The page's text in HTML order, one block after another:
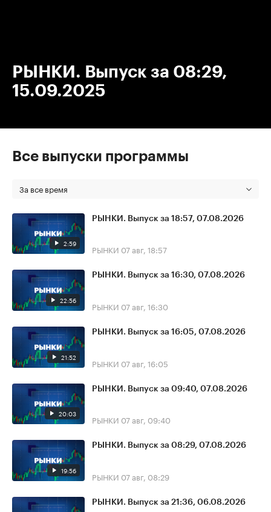
РЫНКИ. Выпуск за 08:29,
15.09.2025
Все выпуски программы
За все время
2:59
РЫНКИ. Выпуск за 18:57, 07.08.2026
РЫНКИ 07 авг, 18:57
22:56
РЫНКИ. Выпуск за 16:30, 07.08.2026
РЫНКИ 07 авг, 16:30
21:52
РЫНКИ. Выпуск за 16:05, 07.08.2026
РЫНКИ 07 авг, 16:05
20:03
РЫНКИ. Выпуск за 09:40, 07.08.2026
РЫНКИ 07 авг, 09:40
19:56
РЫНКИ. Выпуск за 08:29, 07.08.2026
РЫНКИ 07 авг, 08:29
РЫНКИ. Выпуск за 21:36, 06.08.2026